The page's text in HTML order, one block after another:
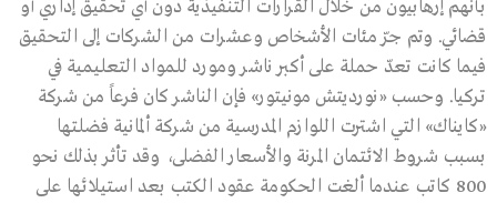
بأنهم إرهابيون من خلال القرارات التنفيذية دون أي تحقيق إداري أو
قضائي. وتم جرّ مئات الأشخاص وعشرات من الشركات إلى التحقيق
فيما كانت تعدّ حملة على أكبر ناشر ومورد للمواد التعليمية في
تركيا. وحسب «نورديتش مونيتور» فإن الناشر كان فرعاً من شركة
«كايناك» التي اشترت اللوازم المدرسية من شركة ألمانية فضلتها
بسبب شروط الائتمان المرنة والأسعار الفضلى، وقد تأثر بذلك نحو
800 كاتب عندما ألغت الحكومة عقود الكتب بعد استيلائها على